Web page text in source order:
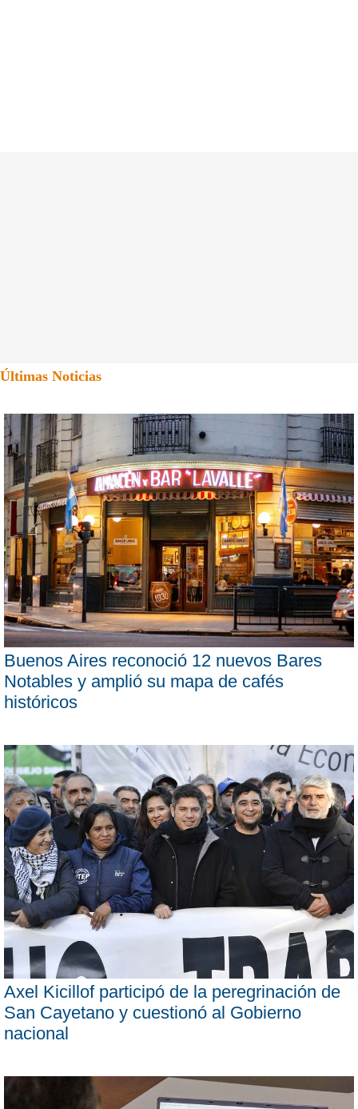
Últimas Noticias
Buenos Aires reconoció 12 nuevos Bares
Notables y amplió su mapa de cafés
históricos
Axel Kicillof participó de la peregrinación de
San Cayetano y cuestionó al Gobierno
nacional